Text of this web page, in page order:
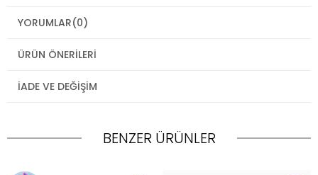
YORUMLAR(0)
ÜRÜN ÖNERILERI
İADE VE DEĞIŞIM
BENZER ÜRÜNLER